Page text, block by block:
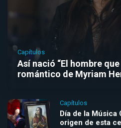
Capítulos
Así nació “El hombre
romántico de Myriam
Capítulos
Día de la Música
origen de esta